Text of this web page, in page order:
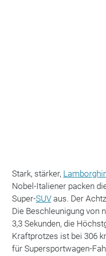
Stark, stärker,
Nobel-Italiener packen
Super-SUVaus. Der
Die Beschleunigung von
3,3 Sekunden, die
Kraftprotzes ist bei 306
für Supersportwagen-